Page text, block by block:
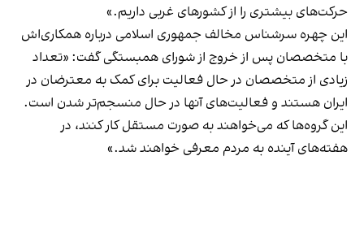
حرکت‌های بیشتری را از کشورهای غربی داریم.»
این چهره سرشناس مخالف جمهوری اسلامی درباره همکاری‌اش
با متخصصان پس از خروج از شورای همبستگی گفت: «تعداد
زیادی از متخصصان در حال فعالیت برای کمک به معترضان در
ایران هستند و فعالیت‌های آنها در حال منسجم‌تر شدن است.
این گروه‌ها که می‌خواهند به صورت مستقل کار کنند، در
هفته‌های آینده به مردم معرفی خواهند شد.»